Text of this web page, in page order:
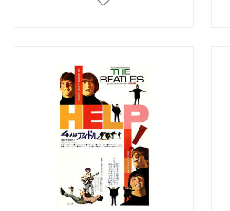
filmposter